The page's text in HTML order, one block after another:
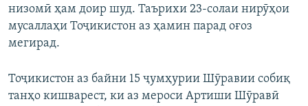
низомӣ ҳам доир шуд. Таърихи 23-солаи нирӯҳои
мусаллаҳи Тоҷикистон аз ҳамин парад оғоз
мегирад.
Тоҷикистон аз байни 15 ҷумҳурии Шӯравии собиқ
танҳо кишварест, ки аз мероси Артиши Шӯравӣ